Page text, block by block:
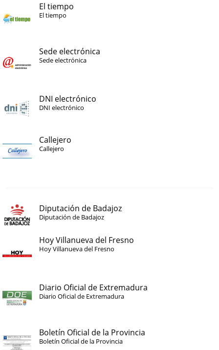
El tiempo
El tiempo
Sede electrónica
Sede electrónica
DNI electrónico
DNI electrónico
Callejero
Callejero
Diputación de Badajoz
Diputación de Badajoz
Hoy Villanueva del Fresno
Hoy Villanueva del Fresno
Diario Oficial de Extremadura
Diario Oficial de Extremadura
Boletín Oficial de la Provincia
Boletín Oficial de la Provincia